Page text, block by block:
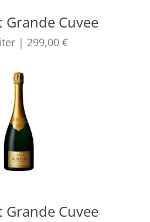
Grande Cuvee
| 299,00 €
Grande Cuvee